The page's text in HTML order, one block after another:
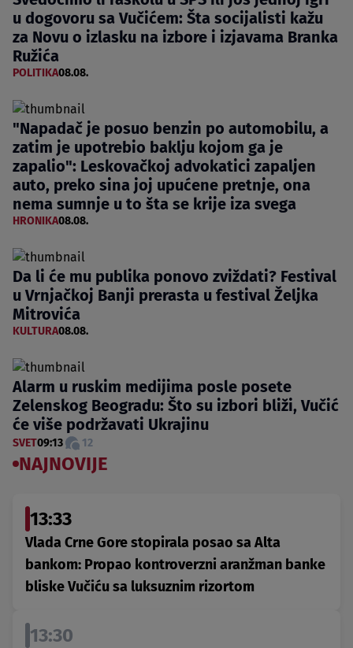
u dogovoru sa Vučićem: Šta socijalisti kažu
za Novu o izlasku na izbore i izjavama Branka
Ružića
POLITIKA08.08.
"Napadač je posuo benzin po automobilu, a
zatim je upotrebio baklju kojom ga je
zapalio": Leskovačkoj advokatici zapaljen
auto, preko sina joj upućene pretnje, ona
nema sumnje u to šta se krije iza svega
HRONIKA08.08.
Da li će mu publika ponovo zviždati? Festival
u Vrnjačkoj Banji prerasta u festival Željka
Mitrovića
KULTURA08.08.
Alarm u ruskim medijima posle posete
Zelenskog Beogradu: Što su izbori bliži, Vučić
će više podržavati Ukrajinu
SVET09:13 12
NAJNOVIJE
13:33
Vlada Crne Gore stopirala posao sa Alta
bankom: Propao kontroverzni aranžman banke
bliske Vučiću sa luksuznim rizortom
13:30